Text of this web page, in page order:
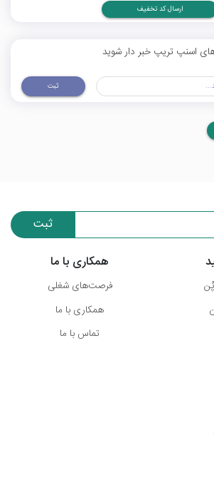
ارسال کد تخفیف
اسنپ تریپ خبر دار شوید
ثبت
ثبت
همکاری با ما
فرصت‌های شغلی
همکاری با ما
تماس با ما